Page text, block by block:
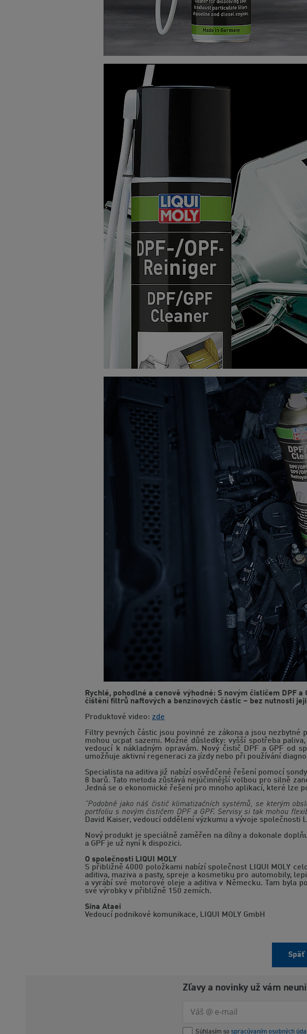
Rychlé, pohodlné a cenově výhodné: S novým čističem DPF
čištění filtrů naftových a benzínových částic – bez nutnosti
Produktové video: zde
Filtry pevných částic jsou povinné ze zákona a jsou
mohou ucpat sazemi. Možné důsledky: vyšší spotřeba
vedoucí k nákladným opravám. Nový čistič DPF a GPF od
umožňuje aktivní regeneraci za jízdy nebo při používání
Specialista na aditiva již nabízí osvědčené řešení pomocí
8 barů. Tato metoda zůstává nejúčinnější volbou pro silně
Jedná se o ekonomické řešení pro mnoho aplikací, které lze
"Podobně jako náš čistič klimatizačních systémů, se kterým
portfoliu s novým čističem DPF a GPF. Servisy si tak mohou
David Kaiser, vedoucí oddělení výzkumu a vývoje společnosti
Nový produkt je speciálně zaměřen na dílny a dokonale
a GPF je už nyní k dispozici.
O společnosti LIQUI MOLY
S přibližně 4000 položkami nabízí společnost LIQUI MOLY
aditiva, maziva a pasty, spreje a kosmetiku pro automobily,
a vyrábí své motorové oleje a aditiva v Německu. Tam byla
své výrobky v přibližně 150 zemích.
Sina Ataei
Vedoucí podnikové komunikace, LIQUI MOLY GmbH
Späť
Zľavy a novinky už vám
Súhlasím so spracúvaním osobných